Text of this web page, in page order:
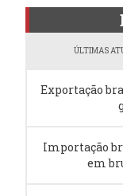
ÚLTIMAS
Exportação
Importação
em